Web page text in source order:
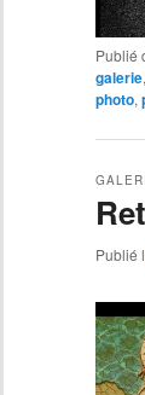
Publié
galerie,
photo,
Publié